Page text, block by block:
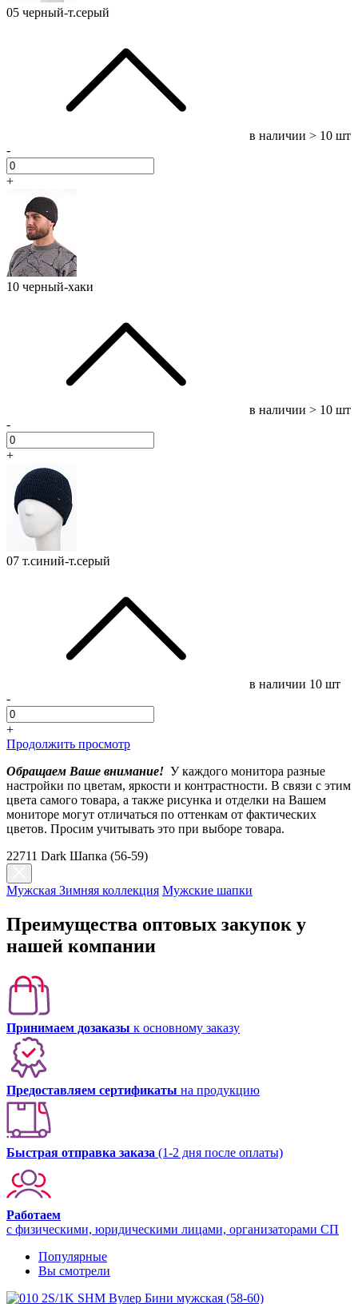
05 черный-т.серый
в наличии > 10 шт
-
+
10 черный-хаки
в наличии > 10 шт
-
+
07 т.синий-т.серый
в наличии 10 шт
-
+
Продолжить просмотр
Обращаем Ваше внимание! У каждого монитора разные
настройки по цветам, яркости и контрастности. В связи с этим
цвета самого товара, а также рисунка и отделки на Вашем
мониторе могут отличаться по оттенкам от фактических
цветов. Просим учитывать это при выборе товара.
22711 Dark Шапка (56-59)
Мужская Зимняя коллекция Мужские шапки
Преимущества оптовых закупок у
нашей компании
Принимаем дозаказы к основному заказу
Предоставляем сертификаты на продукцию
Быстрая отправка заказа (1-2 дня после оплаты)
Работаем
с физическими, юридическими лицами, организаторами СП
Популярные
Вы смотрели